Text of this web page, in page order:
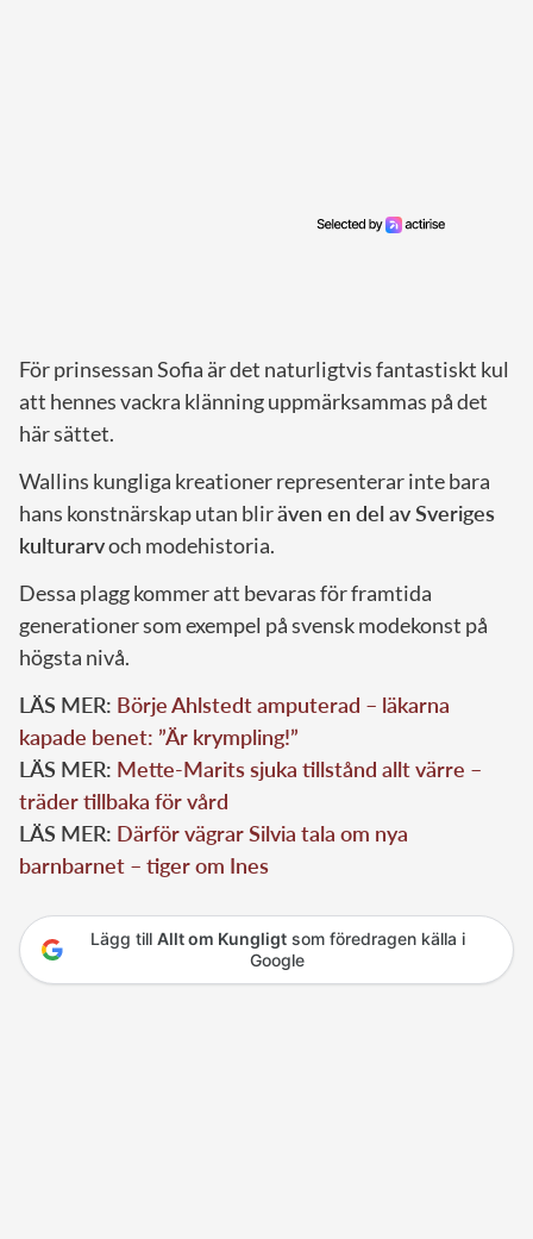
För prinsessan Sofia är det naturligtvis fantastiskt kul
att hennes vackra klänning uppmärksammas på det
här sättet.
Wallins kungliga kreationer representerar inte bara
hans konstnärskap utan bliräven en del av Sveriges
kulturarvoch modehistoria.
Dessa plagg kommer att bevaras för framtida
generationer som exempel på svensk modekonst på
högsta nivå.
LÄS MER: Börje Ahlstedt amputerad – läkarna
kapade benet: ”Är krympling!”
LÄS MER: Mette-Marits sjuka tillstånd allt värre –
träder tillbaka för vård
LÄS MER: Därför vägrar Silvia tala om nya
barnbarnet – tiger om Ines
Lägg till Allt om Kungligtsom föredragen källa i
Google